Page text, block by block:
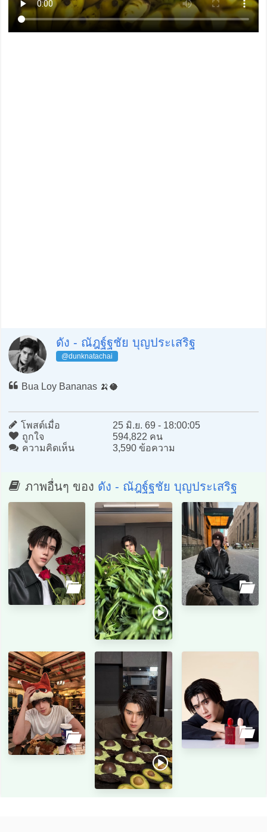
ดัง - ณัฎฐ์ฐชัย บุญประเสริฐ
@dunknatachai
Bua Loy Bananas 🍌🥥
โพสต์เมื่อ
25 มิ.ย. 69 - 18:00:05
ถูกใจ
594,822 คน
ความคิดเห็น
3,590 ข้อความ
ภาพอื่นๆ ของ ดัง - ณัฎฐ์ฐชัย บุญประเสริฐ